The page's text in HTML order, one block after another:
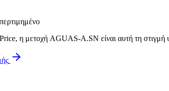
η μετοχή AGUAS-A.SN είναι αυτή τη στιγμή